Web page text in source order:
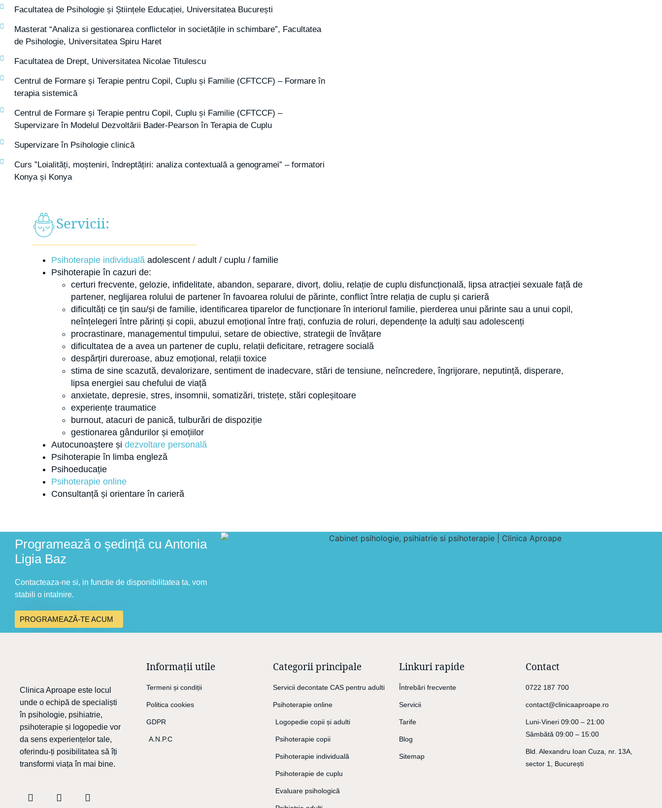
Facultatea de Psihologie și Științele Educației, Universitatea București
Masterat “Analiza si gestionarea conflictelor in societățile in schimbare”, Facultatea
de Psihologie, Universitatea Spiru Haret
Facultatea de Drept, Universitatea Nicolae Titulescu
Centrul de Formare și Terapie pentru Copil, Cuplu și Familie (CFTCCF) – Formare în
terapia sistemică
Centrul de Formare și Terapie pentru Copil, Cuplu și Familie (CFTCCF) –
Supervizare în Modelul Dezvoltării Bader-Pearson în Terapia de Cuplu
Supervizare în Psihologie clinică
Curs ”Loialități, moșteniri, îndreptățiri: analiza contextuală a genogramei” – formatori
Konya și Konya
Servicii:
Psihoterapie individuală adolescent / adult / cuplu / familie
Psihoterapie în cazuri de:
certuri frecvente, gelozie, infidelitate, abandon, separare, divorț, doliu, relație de cuplu disfuncțională, lipsa atracției sexuale față de
partener, neglijarea rolului de partener în favoarea rolului de părinte, conflict între relația de cuplu și carieră
dificultăți ce țin sau/și de familie, identificarea tiparelor de funcționare în interiorul familie, pierderea unui părinte sau a unui copil,
neînțelegeri între părinți și copii, abuzul emoțional între frați, confuzia de roluri, dependențe la adulți sau adolescenți
procrastinare, managementul timpului, setare de obiective, strategii de învățare
dificultatea de a avea un partener de cuplu, relații deficitare, retragere socială
despărțiri dureroase, abuz emoțional, relații toxice
stima de sine scazută, devalorizare, sentiment de inadecvare, stări de tensiune, neîncredere, îngrijorare, neputință, disperare,
lipsa energiei sau chefului de viață
anxietate, depresie, stres, insomnii, somatizări, tristețe, stări copleșitoare
experiențe traumatice
burnout, atacuri de panică, tulburări de dispoziție
gestionarea gândurilor și emoțiilor
Autocunoaștere și dezvoltare personală
Psihoterapie în limba engleză
Psihoeducație
Psihoterapie online
Consultanță și orientare în carieră
Programează o ședință cu Antonia
Ligia Baz​
Contacteaza-ne si, in functie de disponibilitatea ta, vom
stabili o intalnire.​
PROGRAMEAZĂ-TE ACUM
Clinica Aproape este locul
unde o echipă de specialiști
în psihologie, psihiatrie,
psihoterapie și logopedie vor
da sens experiențelor tale,
oferindu-ți posibilitatea să îți
transformi viața în mai bine.
Informații utile
Termeni și condiții
Politica cookies
GDPR
A.N.P.C
Categorii principale
Servicii decontate CAS pentru adulti
Psihoterapie online
Logopedie copii și adulti
Psihoterapie copii
Psihoterapie individuală
Psihoterapie de cuplu
Evaluare psihologică
Linkuri rapide
Întrebări frecvente
Servicii
Tarife
Blog
Sitemap
Contact
0722 187 700
contact@clinicaaproape.ro
Luni-Vineri 09:00 – 21:00
Sâmbătă 09:00 – 15:00
Bld. Alexandru Ioan Cuza, nr. 13A,
sector 1, București